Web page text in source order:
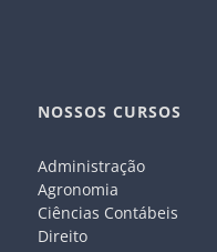
NOSSOS CURSOS
Administração
Agronomia
Ciências Contábeis
Direito